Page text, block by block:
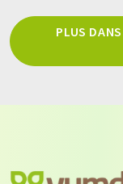
PLUS